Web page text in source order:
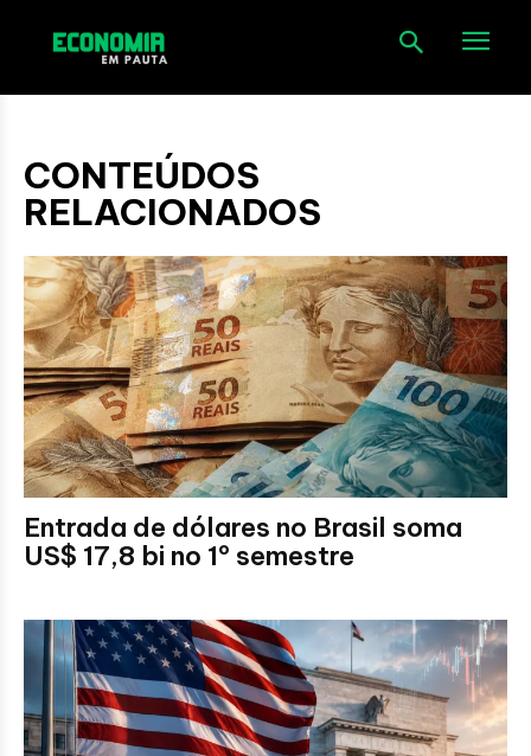
CONTEÚDOS
RELACIONADOS
Entrada de dólares no Brasil soma
US$ 17,8 bi no 1º semestre